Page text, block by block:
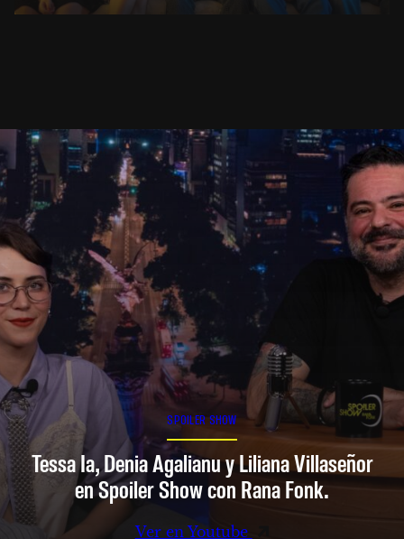
SPOILER SHOW
Tessa Ia, Denia Agalianu y Liliana Villaseñor
en Spoiler Show con Rana Fonk.
Ver en Youtube